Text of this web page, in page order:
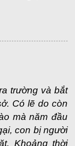
trường và bắt
Có lẽ do còn
mà năm đầu
con bị người
Khoảng thời